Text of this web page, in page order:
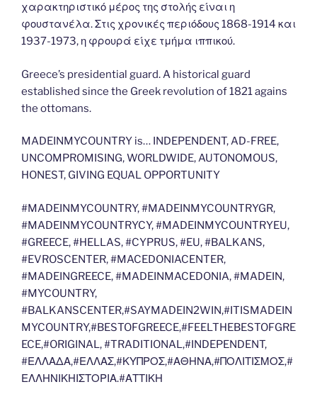
χαρακτηριστικό μέρος της στολής είναι η
φουστανέλα. Στις χρονικές περιόδους 1868-1914 και
1937-1973, η φρουρά είχε τμήμα ιππικού.
Greece’s presidential guard. A historical guard
established since the Greek revolution of 1821 agains
the ottomans.
MADEINMYCOUNTRY is… INDEPENDENT, AD-FREE,
UNCOMPROMISING, WORLDWIDE, AUTONOMOUS,
HONEST, GIVING EQUAL OPPORTUNITY
#MADEINMYCOUNTRY, #MADEINMYCOUNTRYGR,
#MADEINMYCOUNTRYCY, #MADEINMYCOUNTRYEU,
#GREECE, #HELLAS, #CYPRUS, #EU, #BALKANS,
#EVROSCENTER, #MACEDONIACENTER,
#MADEINGREECE, #MADEINMACEDONIA, #MADEIN,
#MYCOUNTRY,
#BALKANSCENTER,#SAYMADEIN2WIN,#ITISMADEIN
MYCOUNTRY,#BESTOFGREECE,#FEELTHEBESTOFGRE
ECE,#ORIGINAL, #TRADITIONAL,#INDEPENDENT,
#ΕΛΛΑΔΑ,#ΕΛΛΑΣ,#ΚΥΠΡΟΣ,#ΑΘΗΝΑ,#ΠΟΛΙΤΙΣΜΟΣ,#
ΕΛΛΗΝΙΚΗΙΣΤΟΡΙΑ.#ΑΤΤΙΚΗ